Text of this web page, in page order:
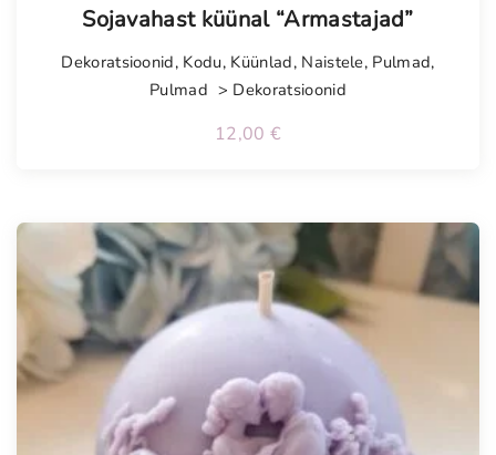
Sojavahast küünal “Armastajad”
Dekoratsioonid, Kodu, Küünlad, Naistele, Pulmad,
Pulmad > Dekoratsioonid
12,00 €